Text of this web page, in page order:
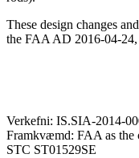
These design changes
the FAA AD 2016-04-
Verkefni: IS.SIA-2014-
Framkvæmd: FAA as the
STC ST01529SE